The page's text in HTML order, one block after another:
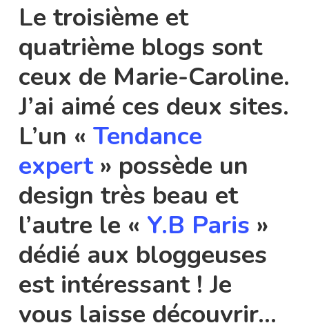
Le troisième et
quatrième blogs sont
ceux de Marie-Caroline.
J’ai aimé ces deux sites.
L’un « Tendance
expert» possède un
design très beau et
l’autre le « Y.B Paris »
dédié aux bloggeuses
est intéressant ! Je
vous laisse découvrir…